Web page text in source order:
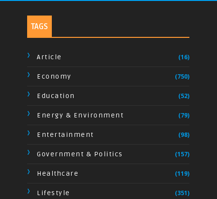
TAGS
Article (16)
Economy (750)
Education (52)
Energy & Environment (79)
Entertainment (98)
Government & Politics (157)
Healthcare (119)
Lifestyle (351)